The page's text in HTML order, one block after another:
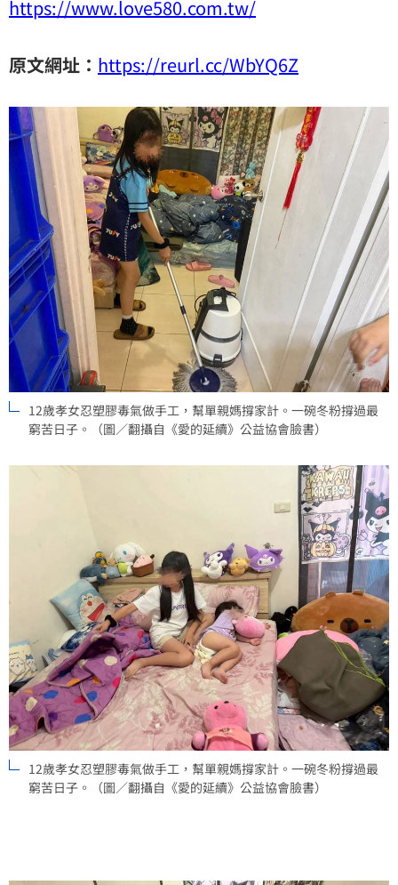
https://www.love580.com.tw/
原文網址： https://reurl.cc/WbYQ6Z
12歲孝女忍塑膠毒氣做手工，幫單親媽撐家計。一碗冬粉撐過最
窮苦日子。（圖／翻攝自《愛的延續》公益協會臉書）
12歲孝女忍塑膠毒氣做手工，幫單親媽撐家計。一碗冬粉撐過最
窮苦日子。（圖／翻攝自《愛的延續》公益協會臉書）